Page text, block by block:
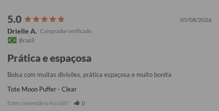
05/08/2026
Drielle A.
Brazil
Prática e espaçosa
Bolsa com muitas divisões, prática espaçosa e muito bonita
Tote Moon Puffer - Clear
Este comentário foi útil? 0